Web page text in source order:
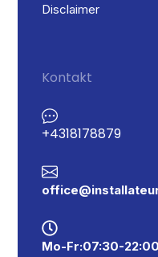
Disclaimer
Kontakt
+43 1 817 88 79
Mo - Fr: 07:30 - 22:00